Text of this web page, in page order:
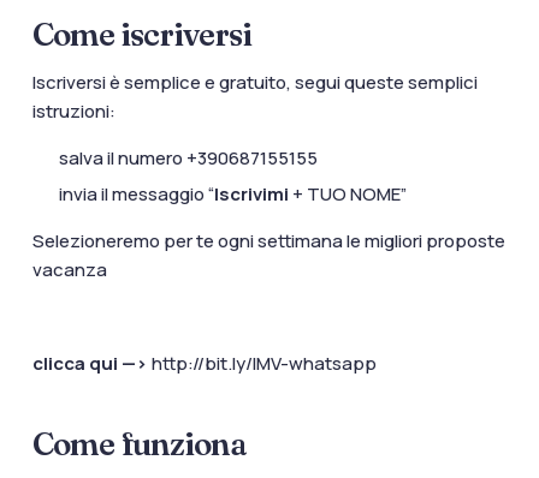
Comeiscriversi
Iscriversi è semplice e gratuito, segui queste semplici
istruzioni:
salva il numero +390687155155
invia il messaggio “Iscrivimi + TUO NOME”
Selezioneremo per te ogni settimana le migliori proposte
vacanza
clicca qui —> http://bit.ly/IMV-whatsapp
Come funziona